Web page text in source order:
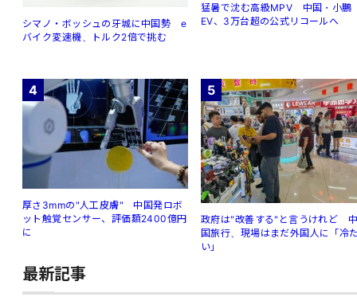
シマノ・ボッシュの牙城に中国勢 e
バイク変速機、トルク2倍で挑む
猛暑で沈む高級MPV 中国・小鵬
EV、3万台超の公式リコールへ
4
厚さ3mmの"人工皮膚" 中国発ロボ
ット触覚センサー、評価額2400億円
に
5
政府は"改善する"と言うけれど
国旅行、現場はまだ外国人に「冷
い」
最新記事